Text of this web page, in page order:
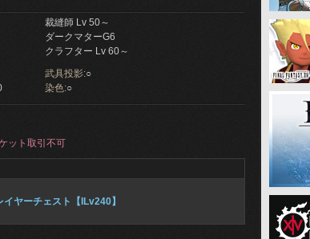
裁縫師 Lv 50～
ダークマターG6
クラフター Lv 60～
武具投影:○
染色:○
ット取引不可
ヤーチェスト【ILv240】